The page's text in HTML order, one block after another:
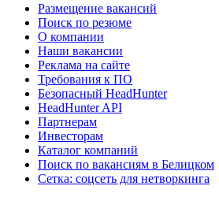
Размещение вакансий
Поиск по резюме
О компании
Наши вакансии
Реклама на сайте
Требования к ПО
Безопасный HeadHunter
HeadHunter API
Партнерам
Инвесторам
Каталог компаний
Поиск по вакансиям в Белицком
Сетка: соцсеть для нетворкинга